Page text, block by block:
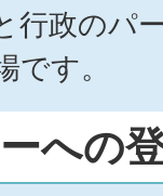
行政のパ
です。
への